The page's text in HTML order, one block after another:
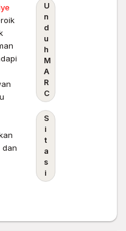
dan
U
n
d
u
h
M
A
R
C
S
i
t
a
s
i